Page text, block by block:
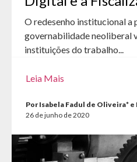
O redesenho institucional a
governabilidade neoliberal
instituições do trabalho...
Leia Mais
Por Isabela Fadul de Oliveira*
26 de junho de 2020